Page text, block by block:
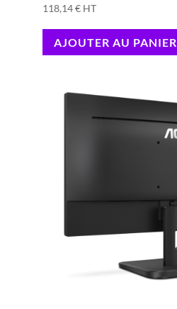
118,14€ HT
AJOUTER AU PANIER